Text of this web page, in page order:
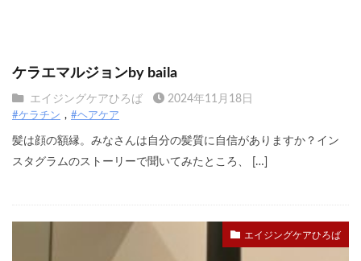
ケラエマルジョンby baila
エイジングケアひろば 2024年11月18日
#ケラチン #ヘアケア
髪は顔の額縁。みなさんは自分の髪質に自信がありますか？イン
スタグラムのストーリーで聞いてみたところ、 […]
エイジングケアひろば